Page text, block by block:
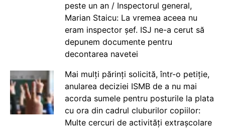
peste un an / Inspectorul general,
Marian Staicu: La vremea aceea nu
eram inspector șef. ISJ ne-a cerut să
depunem documente pentru
decontarea navetei
Mai mulți părinți solicită, într-o petiție,
anularea deciziei ISMB de a nu mai
acorda sumele pentru posturile la plata
cu ora din cadrul cluburilor copiilor:
Multe cercuri de activități extrașcolare